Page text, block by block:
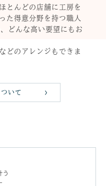
とんどの店舗に工房を
た得意分野を持つ職人
どんな高い要望にもお
どのアレンジもできま
いて
う